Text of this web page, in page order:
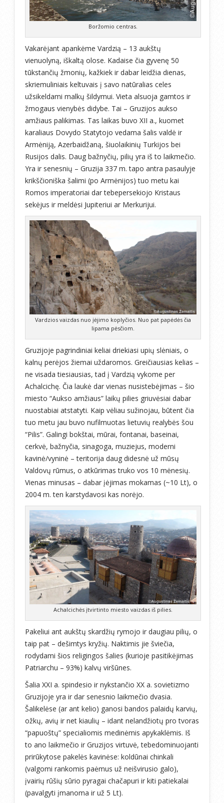
Boržomio centras.
Vakarėjant apankėme Vardzią – 13 aukštų
vienuolyną, iškaltą olose. Kadaise čia gyvenę 50
tūkstančių žmonių, kažkiek ir dabar leidžia dienas,
skriemuliniais keltuvais į savo natūralias celes
užsikeldami malkų šildymui. Vieta alsuoja gamtos ir
žmogaus vienybės didybe. Tai – Gruzijos aukso
amžiaus palikimas. Tas laikas buvo XII a., kuomet
karaliaus Dovydo Statytojo vedama šalis valdė ir
Armėniją, Azerbaidžaną, šiuolaikinių Turkijos bei
Rusijos dalis. Daug bažnyčių, pilių yra iš to laikmečio.
Yra ir senesnių – Gruzija 337 m. tapo antra pasaulyje
krikščioniška šalimi (po Armėnijos) tuo metu kai
Romos imperatoriai dar tebepersekiojo Kristaus
sekėjus ir meldėsi Jupiteriui ar Merkurijui.
Vardzios vaizdas nuo įėjimo koplyčios. Nuo pat papėdės čia
lipama pėsčiom.
Gruzijoje pagrindiniai keliai driekiasi upių slėniais, o
kalnų perėjos žiemai uždaromos. Greičiausias kelias –
ne visada tiesiausias, tad į Vardzią vykome per
Achalcichę. Čia laukė dar vienas nusistebėjimas – šio
miesto “Aukso amžiaus” laikų pilies griuvėsiai dabar
nuostabiai atstatyti. Kaip vėliau sužinojau, būtent čia
tuo metu jau buvo nufilmuotas lietuvių realybės šou
“Pilis”. Galingi bokštai, mūrai, fontanai, baseinai,
cerkvė, bažnyčia, sinagoga, muziejus, moderni
kavinė/vyninė – teritorija daug didesnė už mūsų
Valdovų rūmus, o atkūrimas truko vos 10 mėnesių.
Vienas minusas – dabar įėjimas mokamas (~10 Lt), o
2004 m. ten karstydavosi kas norėjo.
Achalcichės įtvirtinto miesto vaizdas iš pilies.
Pakeliui ant aukštų skardžių rymojo ir daugiau pilių, o
taip pat – dešimtys kryžių. Naktimis jie šviečia,
rodydami šios religingos šalies (kurioje pasitikėjimas
Patriarchu – 93%) kalvų viršūnes.
Šalia XXI a. spindesio ir nykstančio XX a. sovietizmo
Gruzijoje yra ir dar senesnio laikmečio dvasia.
Šalikelėse (ar ant kelio) ganosi bandos palaidų karvių,
ožkų, avių ir net kiaulių – idant nelandžiotų pro tvoras
“papuoštų” specialiomis medinėmis apykaklėmis. Iš
to ano laikmečio ir Gruzijos virtuvė, tebedominuojanti
prirūkytose pakelės kavinėse: koldūnai chinkali
(valgomi rankomis paėmus už neišvirusio galo),
įvairių rūšių sūrio pyragai chačapuri ir kiti patiekalai
(pavalgyti įmanoma ir už 5 Lt).